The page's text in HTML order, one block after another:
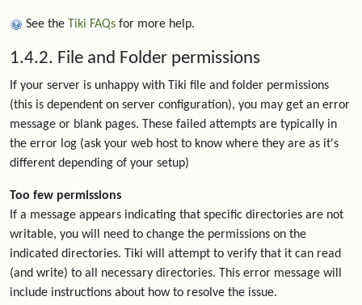
See the Tiki FAQs for more help.
1.4.2. File and Folder permissions
If your server is unhappy with Tiki file and folder permissions
(this is dependent on server configuration), you may get an error
message or blank pages. These failed attempts are typically in
the error log (ask your web host to know where they are as it's
different depending of your setup)
Too few permissions
If a message appears indicating that specific directories are not
writable, you will need to change the permissions on the
indicated directories. Tiki will attempt to verify that it can read
(and write) to all necessary directories. This error message will
include instructions about how to resolve the issue.